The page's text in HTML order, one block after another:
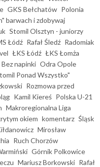
GKS Bełchatów Polonia
barwach i zdobywaj
Stomil Olsztyn - juniorzy
Łódź Rafał Śledź Radomiak
ŁKS Łódź ŁKS Łomża
Bez napinki Odra Opole
Ponad Wszystko"
Rozmowa przed
Kamil Kiereś Polska U-21
Makroregionalna Liga
okiem komentarz Śląsk
Mirosław
Ruch Chorzów
Górnik Polkowice
Mariusz Borkowski Rafał